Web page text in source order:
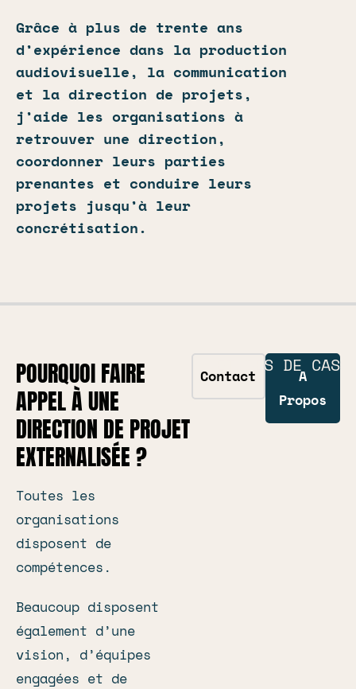
Grâce à plus de trente ans
d’expérience dans la production
audiovisuelle, la communication
et la direction de projets,
j’aide les organisations à
retrouver une direction,
coordonner leurs parties
prenantes et conduire leurs
projets jusqu’à leur
concrétisation.
POURQUOI FAIRE
APPEL À UNE
DIRECTION DE PROJET
EXTERNALISÉE ?
Toutes les
organisations
disposent de
compétences.
Beaucoup disposent
également d’une
vision, d’équipes
engagées et de
Contact
A
Propos
ÉTUDES DE CAS